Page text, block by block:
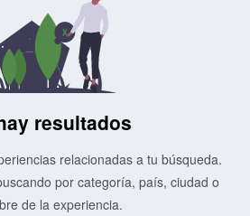
resultados
relacionadas a tu búsqueda.
por categoría, país, ciudad o
de la experiencia.